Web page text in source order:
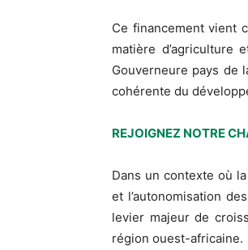
Ce financement vient
matière d’agriculture
Gouverneure pays de
cohérente du
REJOIGNEZ NOTRE
Dans un contexte où
et l’autonomisation
levier majeur de
région ouest-africaine.